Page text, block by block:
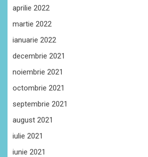
aprilie 2022
martie 2022
ianuarie 2022
decembrie 2021
noiembrie 2021
octombrie 2021
septembrie 2021
august 2021
iulie 2021
iunie 2021